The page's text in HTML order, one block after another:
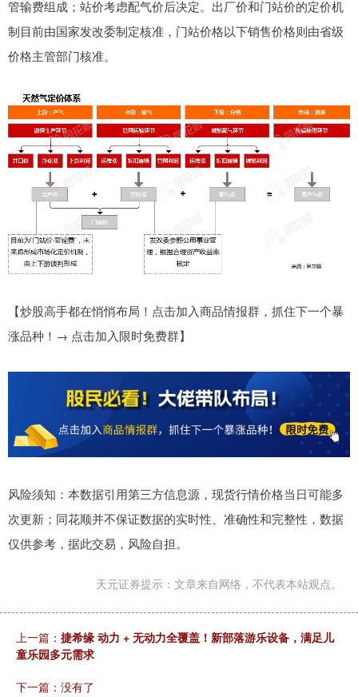
管输费组成；站价考虑配气价后决定。出厂价和门站价的定价机
制目前由国家发改委制定核准，门站价格以下销售价格则由省级
价格主管部门核准。
【炒股高手都在悄悄布局！点击加入商品情报群，抓住下一个暴
涨品种！→ 点击加入限时免费群】
风险须知：本数据引用第三方信息源，现货行情价格当日可能多
次更新；同花顺并不保证数据的实时性、准确性和完整性，数据
仅供参考，据此交易，风险自担。
天元证券提示：文章来自网络，不代表本站观点。
上一篇： 捷希缘 动力 + 无动力全覆盖！新部落游乐设备，满足儿
童乐园多元需求
下一篇：没有了